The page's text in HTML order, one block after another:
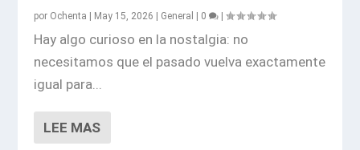
por Ochenta | May 15, 2026 | General | 0 |
Hay algo curioso en la nostalgia: no
necesitamos que el pasado vuelva exactamente
igual para...
LEE MAS